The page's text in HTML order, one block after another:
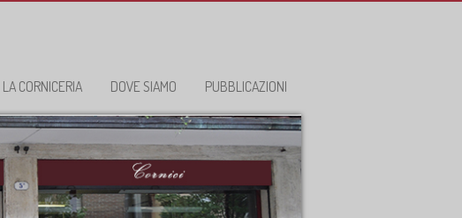
LA CORNICERIA DOVE SIAMO PUBBLICAZIONI